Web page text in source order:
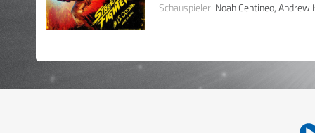
Schauspieler: Noah Centineo, Andrew